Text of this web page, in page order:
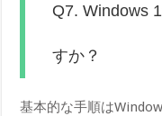
Q7. Windows
すか？
基本的な手順は